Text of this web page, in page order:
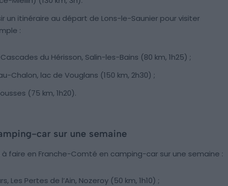
un itinéraire au départ de Lons-le-Saunier pour visiter
:
du Hérisson, Salin-les-Bains (80 km, 1h25) ;
Chalon, lac de Vouglans (150 km, 2h30) ;
(75 km, 1h20).
car sur une semaine
faire en Franche-Comté en camping-car sur une semaine :
Les Pertes de l’Ain, Nozeroy (50 km, 1h10) ;